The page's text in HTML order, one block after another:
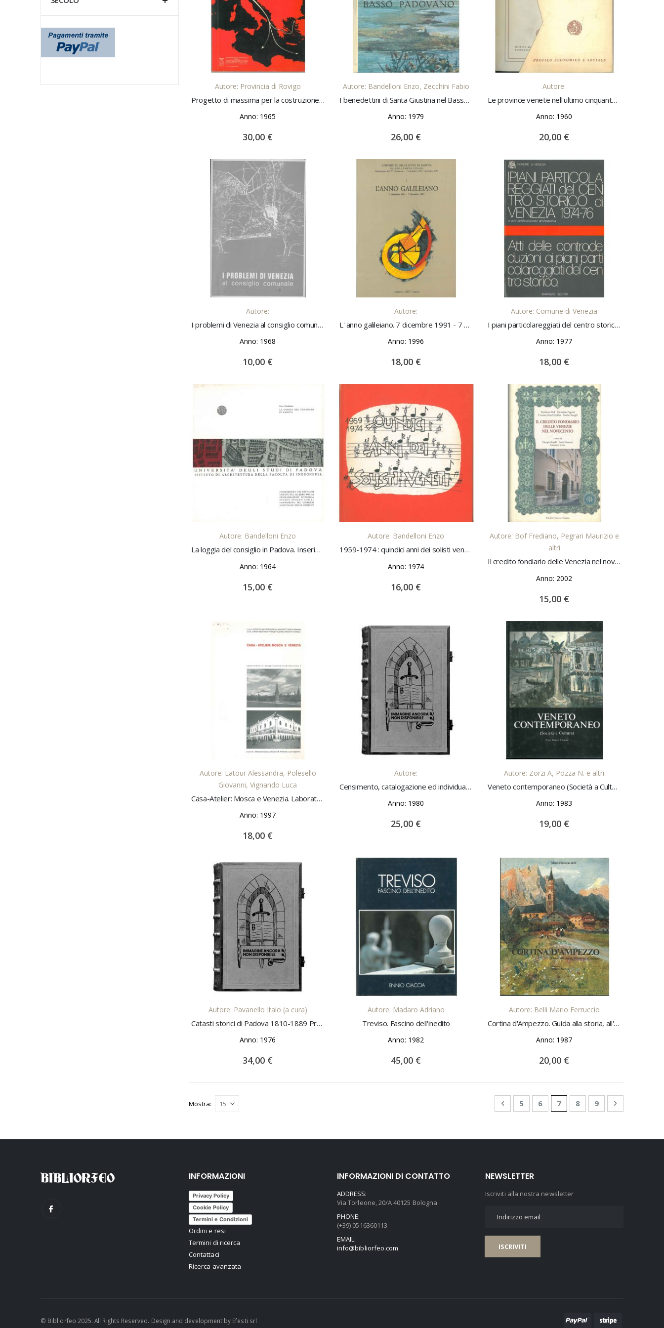
AGGIUNGI AL CARRELLO
Autore: Provincia di Rovigo
Progetto di massima per la costruzione del Porto-Canale alla foce del Po di Levante
Anno: 1965
30,00 €
AGGIUNGI AL CARRELLO
Autore: Bandelloni Enzo, Zecchini Fabio
I benedettini di Santa Giustina nel Basso padovano. Bonifiche, agricoltura e architettura rurale Introduzione di G. Caporali
Anno: 1979
26,00 €
AGGIUNGI AL CARRELLO
Autore:
Le province venete nell'ultimo cinquantennio. Profilo economico e sociale A cura dell'Istituto Regionale per lo Sviluppo Economico e Sociale
Anno: 1960
20,00 €
AGGIUNGI AL CARRELLO
Autore:
I problemi di Venezia al consiglio comunale
Anno: 1968
10,00 €
Autore:
L' anno galileiano. 7 dicembre 1991 - 7 dicembre 1992. N. I
Anno: 1996
18,00 €
AGGIUNGI AL CARRELLO
Autore: Comune di Venezia
I piani particolareggiati del centro storico di Venezia 1974-1976. Atti delle controdeduzioni ai piani particolareggiati del centro storico
Anno: 1977
18,00 €
Autore: Bandelloni Enzo
La loggia del consiglio in Padova. Inserimento dei restauri urbani nel quadro della programmazione economica
Anno: 1964
15,00 €
Autore: Bandelloni Enzo
1959-1974 : quindici anni dei solisti veneti di Bandi
Anno: 1974
16,00 €
AGGIUNGI AL CARRELLO
Autore: Bof Frediano, Pegrari Maurizio e
altri
Il credito fondiario delle Venezia nel novecento
Anno: 2002
15,00 €
AGGIUNGI AL CARRELLO
Autore: Latour Alessandra, Polesello
Giovanni, Vignando Luca
Casa-Atelier: Mosca e Venezia. Laboratorio di progettazione architettonica 1
Anno: 1997
18,00 €
AGGIUNGI AL CARRELLO
Autore:
Censimento, catalogazione ed individuazione dei centri storici del Veneto. Prima fase (elenco dei centri individuati nei catasti austriaci)
Anno: 1980
25,00 €
Autore: Zorzi A, Pozza N. e altri
Veneto contemporaneo (Società a Cultura)
Anno: 1983
19,00 €
AGGIUNGI AL CARRELLO
Autore: Pavanello Italo (a cura)
Catasti storici di Padova 1810-1889 Premessa di C. Aymonino
Anno: 1976
34,00 €
AGGIUNGI AL CARRELLO
Autore: Madaro Adriano
Treviso. Fascino dell'inedito
Anno: 1982
45,00 €
AGGIUNGI AL CARRELLO
Autore: Belli Mario Ferruccio
Cortina d'Ampezzo. Guida alla storia, all'arte ed al turismo Foto di S. Zardini
Anno: 1987
20,00 €
Pagina
Pagina
Precedente
Pagina
5 Pagina
6 Attualmente stai leggendo
7 Pagina
8 Pagina
9 Pagina
Successivo
Mostra
INFORMAZIONI
Privacy Policy
Cookie Policy
Termini e Condizioni
Ordini e resi
Termini di ricerca
Contattaci
Ricerca avanzata
INFORMAZIONI DI CONTATTO
ADDRESS:
Via Torleone, 20/A 40125 Bologna
PHONE:
(+39) 0516360113
EMAIL:
info@bibliorfeo.com
NEWSLETTER
Iscriviti alla nostra newsletter
ISCRIVITI
© Bibliorfeo 2025. All Rights Reserved. Design and development by Efesti srl